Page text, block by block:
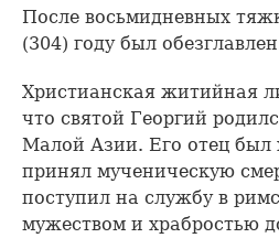
После восьмидневных
(304) году был
Христианская житийная
что святой Георгий
Малой Азии. Его отец был
принял мученическую
поступил на службу в
мужеством и храбростью